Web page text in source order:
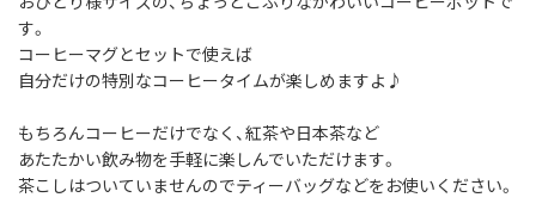
す。
コーヒーマグとセットで使えば
自分だけの特別なコーヒータイムが楽しめますよ♪
もちろんコーヒーだけでなく、紅茶や日本茶など
あたたかい飲み物を手軽に楽しんでいただけます。
茶こしはついていませんのでティーバッグなどをお使いください。